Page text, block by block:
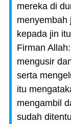
mereka di
menyembah
kepada jin
Firman
mengusir
serta
itu
mengambil
sudah